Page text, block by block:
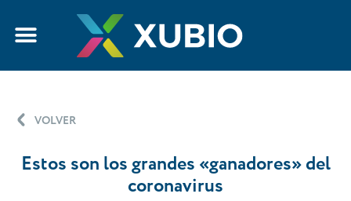
VOLVER
Estos son los grandes «ganadores» del
coronavirus